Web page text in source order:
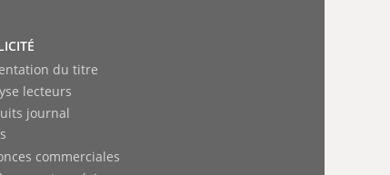
commerciales
du titre
lecteurs
journal